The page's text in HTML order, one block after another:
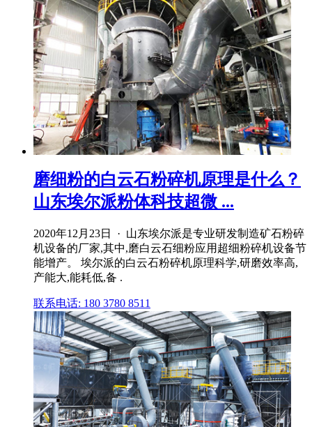
磨细粉的白云石粉碎机原理是什么？
山东埃尔派粉体科技超微 ...
2020年12月23日 · 山东埃尔派是专业研发制造矿石粉碎
机设备的厂家,其中,磨白云石细粉应用超细粉碎机设备节
能增产。 埃尔派的白云石粉碎机原理科学,研磨效率高,
产能大,能耗低,备 .
联系电话: 180 3780 8511